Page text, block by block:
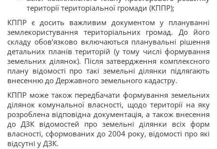
території територіальної громади (КППР);
КППР є досить важливим документом у плануванні
землекористування територіальних громад. До його
складу обов’язково включаються планувальні рішення
детальних планів територій (у тому числі формування
земельних ділянок). Після затвердження комплексного
плану відомості про такі земельні ділянки підлягають
внесенню до Державного земельного кадастру.
КППР може також передбачати формування земельних
ділянок комунальної власності, щодо території на яку
розроблена відповідна документація, а також внесення
до ДЗК відомостей про земельні ділянки всіх форм
власності, сформованих до 2004 року, відомості про які
відсутні у ДЗК.